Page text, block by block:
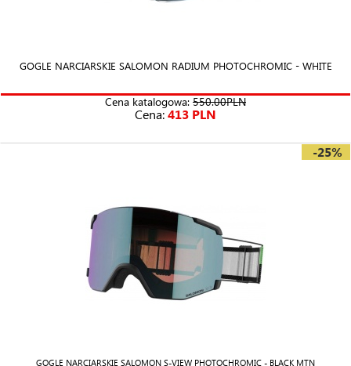
GOGLE NARCIARSKIE SALOMON RADIUM PHOTOCHROMIC - WHITE
Cena katalogowa: 550.00PLN
Cena:413 PLN
-25%
GOGLE NARCIARSKIE SALOMON S-VIEW PHOTOCHROMIC - BLACK MTN